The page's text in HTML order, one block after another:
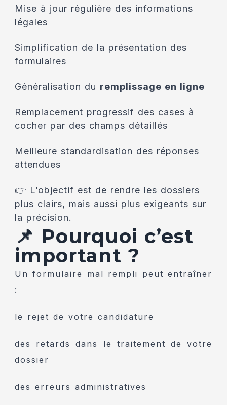
Mise à jour régulière des informations
légales
Simplification de la présentation des
formulaires
Généralisation du remplissage en ligne
Remplacement progressif des cases à
cocher par des champs détaillés
Meilleure standardisation des réponses
attendues
👉 L’objectif est de rendre les dossiers
plus clairs, mais aussi plus exigeants sur
la précision.
📌 Pourquoi c’est
important ?
Un formulaire mal rempli peut entraîner
:
le rejet de votre candidature
des retards dans le traitement de votre
dossier
des erreurs administratives